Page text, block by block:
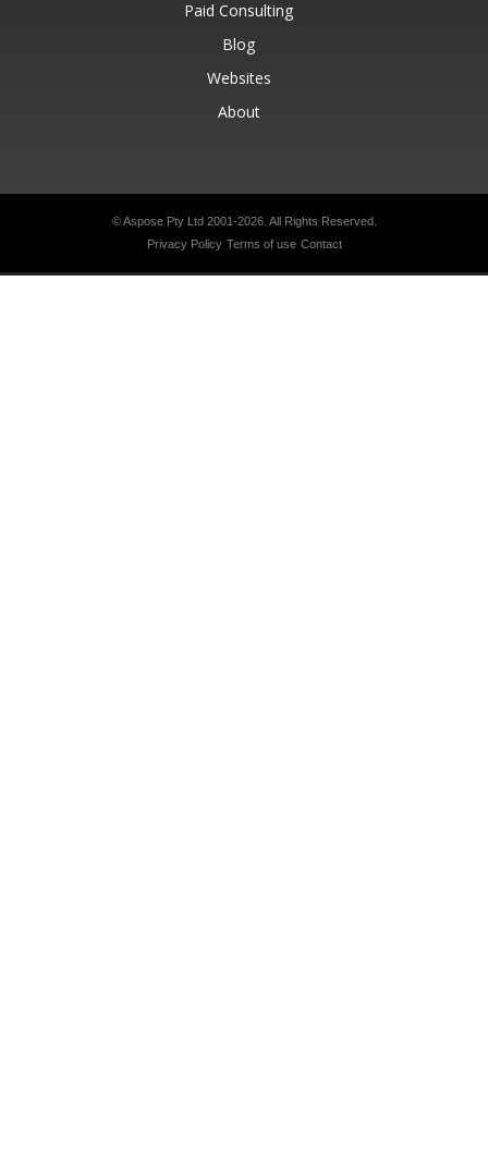
Paid Consulting
Blog
Websites
About
© Aspose Pty Ltd 2001-2026. All Rights Reserved.
Privacy Policy Terms of use Contact